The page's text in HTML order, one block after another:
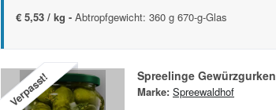
€ 5,53 / kg - Abtropfgewicht: 360 g 670-g-Glas
Verpasst! Spreelinge Gewürzgurken
Marke: Spreewaldhof